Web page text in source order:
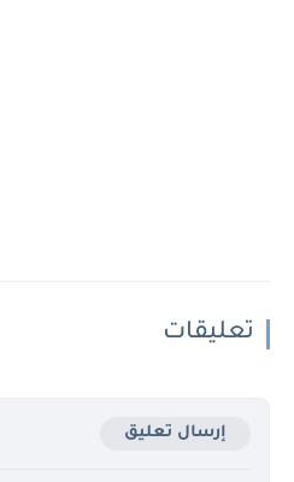
تعليقات
إرسال تعليق